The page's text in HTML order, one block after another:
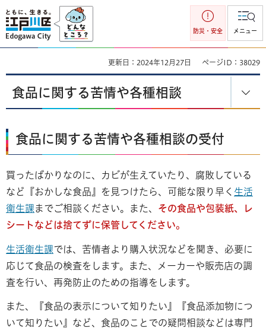
江戸川区
防災・安全 メニュー
更新日：2024年12月27日 ページID：38029
食品に関する苦情や各種相談
食品に関する苦情や各種相談の受付
買ったばかりなのに、カビが生えていたり、腐敗している
など『おかしな食品』を見つけたら、可能な限り早く 生活
衛生課までご相談ください。また、 その食品や包装紙、レ
シートなどは捨てずに保管してください。
生活衛生課では、苦情者より購入状況などを聞き、必要に
応じて食品の検査をします。また、メーカーや販売店の調
査を行い、再発防止のための指導をします。
また、『食品の表示について知りたい』『食品添加物につ
いて知りたい』など、食品のことでの疑問相談などは専門